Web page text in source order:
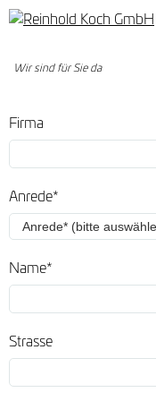
Wir sind für Sie da
SPAM-Schutz
Bitte löschen Sie im
Firma
Anrede*
Name*
Strasse